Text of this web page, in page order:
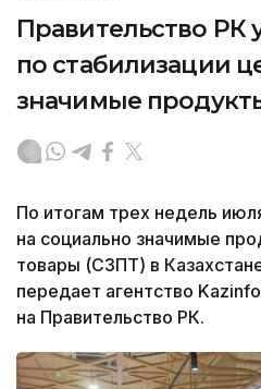
Правительство РК
по стабилизации
значимые
По итогам трех недель
на социально значимые
товары (СЗПТ) в
передает агентство
на Правительство РК.